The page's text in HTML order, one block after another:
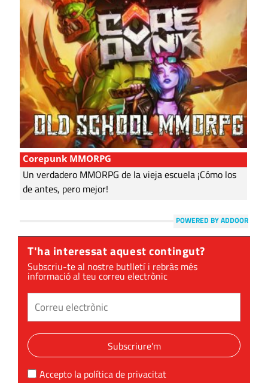
Corepunk MMORPG
Un verdadero MMORPG de la vieja escuela ¡Cómo los
de antes, pero mejor!
POWERED BY ADDOOR
T'ha interessat aquest contingut?
Subscriu-te al nostre butlletí i rebràs més
informació al teu correu electrònic
Subscriure'm
Accepto la política de privacitat